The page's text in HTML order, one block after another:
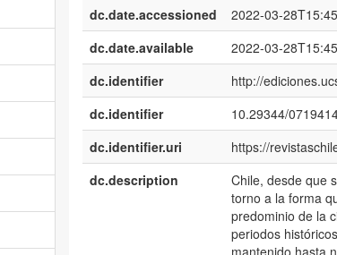
dc.date.accessioned
2022-03-
dc.date.available
2022-03-
dc.identifier
http://
dc.identifier
10.29344/
dc.identifier.uri
https://
dc.description
Chile, desde que
torno a la forma
predominio de la
periodos
mantenido hasta